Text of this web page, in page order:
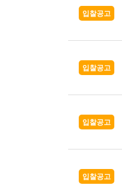
입찰공고
입찰공고
입찰공고
입찰공고